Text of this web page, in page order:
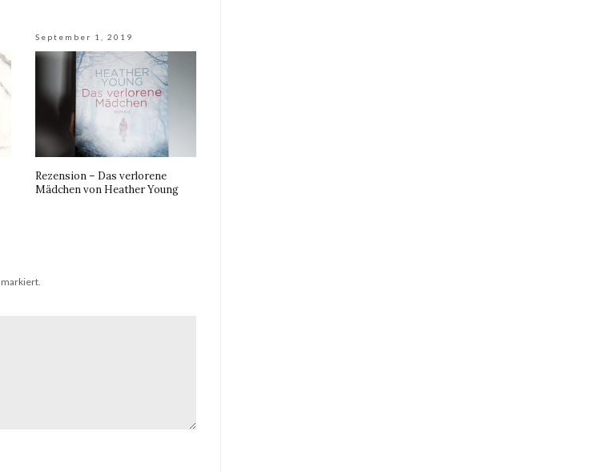
September 1, 2019
Rezension – Das verlorene
Mädchen von Heather Young
markiert.